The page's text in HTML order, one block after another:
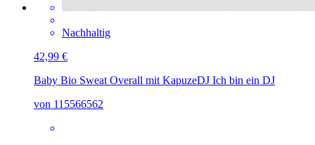
Nachhaltig
42,99 €
Baby Bio Sweat Overall mit KapuzeDJ Ich bin ein DJ
von 115566562